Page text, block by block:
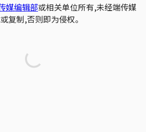
媒编辑部或相关单位所有,未经端传媒
复制,否则即为侵权。